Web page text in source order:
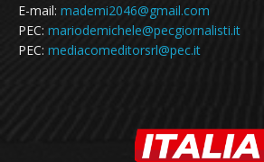
E-mail: mademi2046@gmail.com
PEC: mariodemichele@pecgiornalisti.it
PEC: mediacomeditorsrl@pec.it